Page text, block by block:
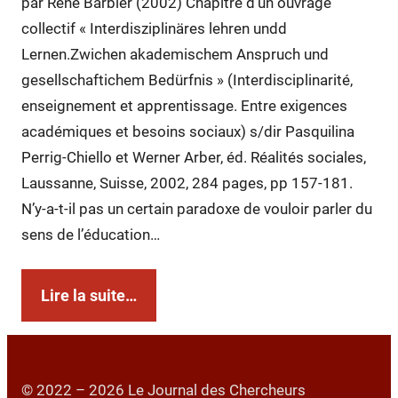
collectif « Interdisziplinäres lehren undd
Lernen.Zwichen akademischem Anspruch und
gesellschaftichem Bedürfnis » (Interdisciplinarité,
enseignement et apprentissage. Entre exigences
académiques et besoins sociaux) s/dir Pasquilina
Perrig-Chiello et Werner Arber, éd. Réalités sociales,
Laussanne, Suisse, 2002, 284 pages, pp 157-181.
N’y-a-t-il pas un certain paradoxe de vouloir parler du
sens de l’éducation…
Lire la suite…
© 2022 – 2026 Le Journal des Chercheurs